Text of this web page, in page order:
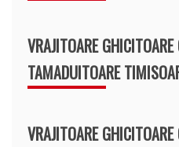
VRAJITOARE
TAMADUITOARE
VRAJITOARE